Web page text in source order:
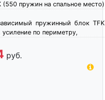
пружин на спальное место)
пружинный блок TFK
по периметру,
руб.